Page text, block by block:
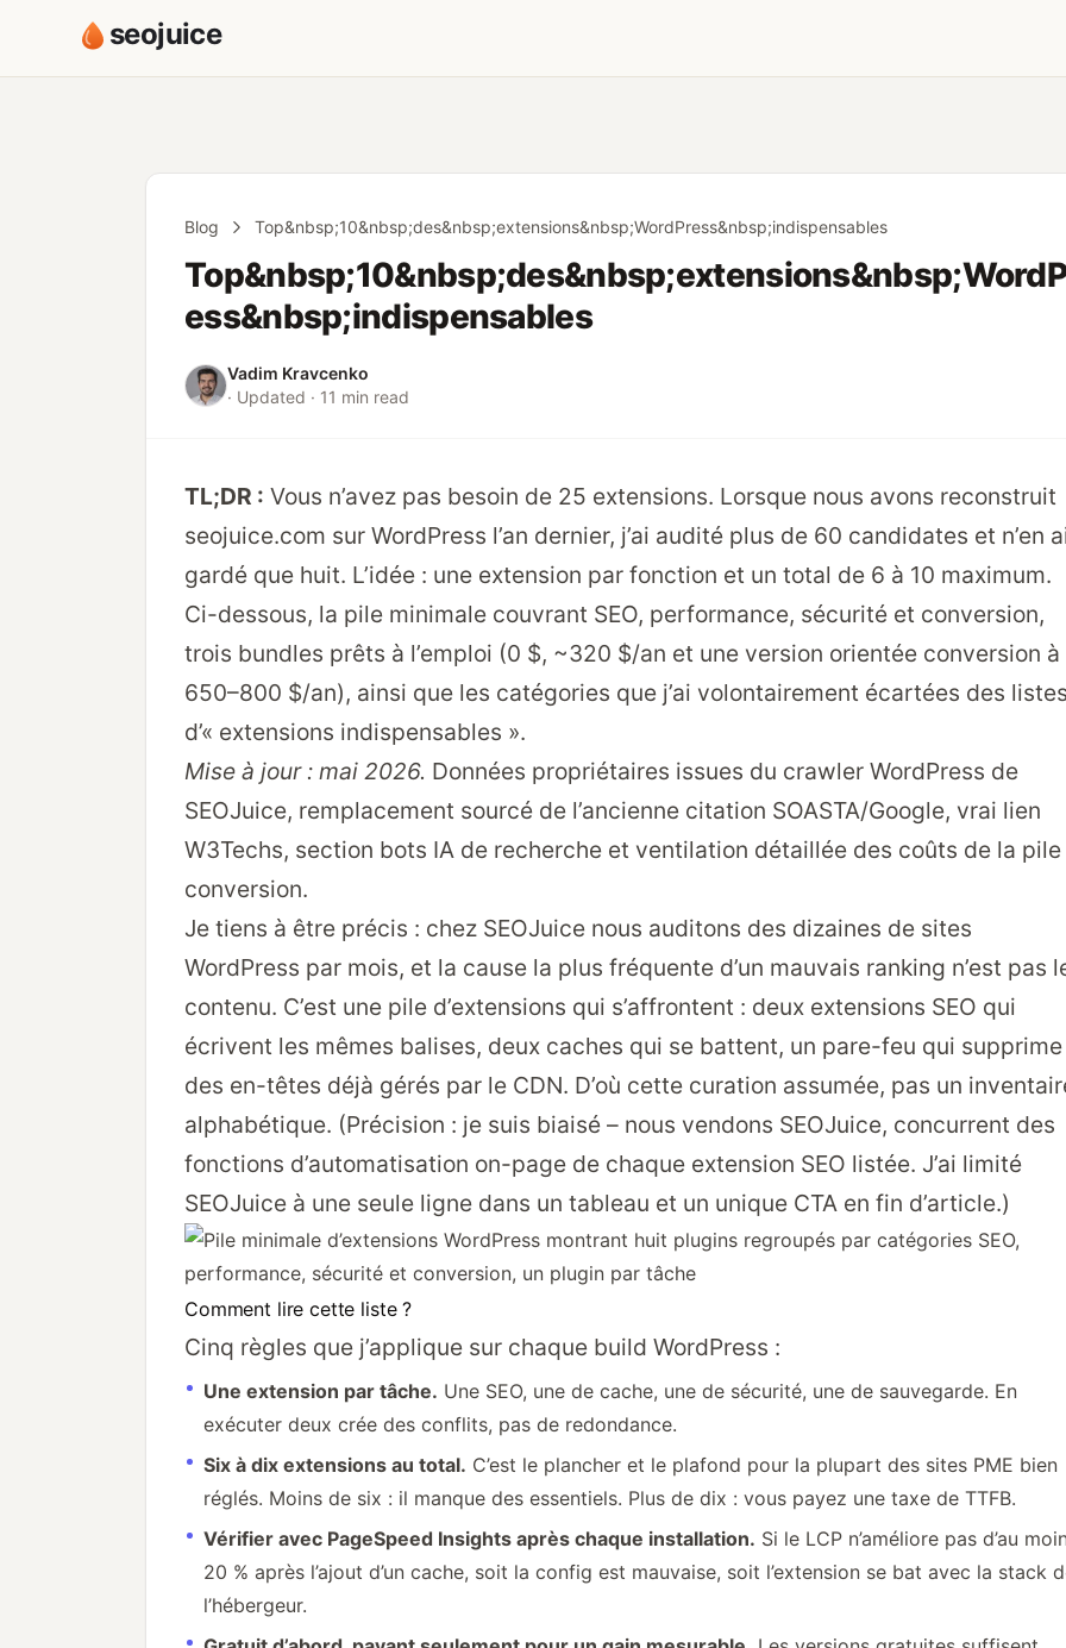
seojuice
Blog Top&nbsp;10&nbsp;des&nbsp;extensions&nbsp;WordPress&nbsp;indispensables
ess&nbsp;indispensables
Vadim Kravcenko
· Updated · 11 min read
TL;DR : Vous n’avez pas besoin de 25 extensions. Lorsque nous avons reconstruit
seojuice.com sur WordPress l’an dernier, j’ai audité plus de 60 candidates et n’en
gardé que huit. L’idée : une extension par fonction et un total de 6 à 10 maximum.
Ci-dessous, la pile minimale couvrant SEO, performance, sécurité et conversion,
trois bundles prêts à l’emploi (0 $, ~320 $/an et une version orientée conversion à
650–800 $/an), ainsi que les catégories que j’ai volontairement écartées des
d’« extensions indispensables ».
Mise à jour : mai 2026. Données propriétaires issues du crawler WordPress de
SEOJuice, remplacement sourcé de l’ancienne citation SOASTA/Google, vrai lien
W3Techs, section bots IA de recherche et ventilation détaillée des coûts de la pile
conversion.
Je tiens à être précis : chez SEOJuice nous auditons des dizaines de sites
WordPress par mois, et la cause la plus fréquente d’un mauvais ranking n’est pas
contenu. C’est une pile d’extensions qui s’affrontent : deux extensions SEO qui
écrivent les mêmes balises, deux caches qui se battent, un pare-feu qui supprime
des en-têtes déjà gérés par le CDN. D’où cette curation assumée, pas un
alphabétique. (Précision : je suis biaisé – nous vendons SEOJuice, concurrent des
fonctions d’automatisation on-page de chaque extension SEO listée. J’ai limité
SEOJuice à une seule ligne dans un tableau et un unique CTA en fin d’article.)
Comment lire cette liste ?
Cinq règles que j’applique sur chaque build WordPress :
Une extension par tâche. Une SEO, une de cache, une de sécurité, une de sauvegarde. En
exécuter deux crée des conflits, pas de redondance.
Six à dix extensions au total. C’est le plancher et le plafond pour la plupart des sites PME bien
réglés. Moins de six : il manque des essentiels. Plus de dix : vous payez une taxe de TTFB.
Vérifier avec PageSpeed Insights après chaque installation. Si le LCP n’améliore pas d’au
20 % après l’ajout d’un cache, soit la config est mauvaise, soit l’extension se bat avec la stack
l’hébergeur.